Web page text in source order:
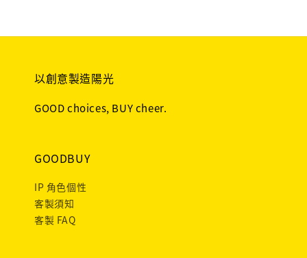
以創意製造陽光
GOOD choices, BUY cheer.
GOODBUY
IP 角色個性
客製須知
客製 FAQ